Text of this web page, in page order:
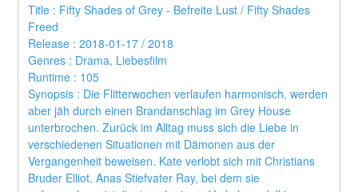
Title : Fifty Shades of Grey - Befreite Lust / Fifty Shades
Freed
Release : 2018-01-17 / 2018
Genres : Drama, Liebesfilm
Runtime : 105
Synopsis : Die Flitterwochen verlaufen harmonisch, werden
aber jäh durch einen Brandanschlag im Grey House
unterbrochen. Zurück im Alltag muss sich die Liebe in
verschiedenen Situationen mit Dämonen aus der
Vergangenheit beweisen. Kate verlobt sich mit Christians
Bruder Elliot. Anas Stiefvater Ray, bei dem sie